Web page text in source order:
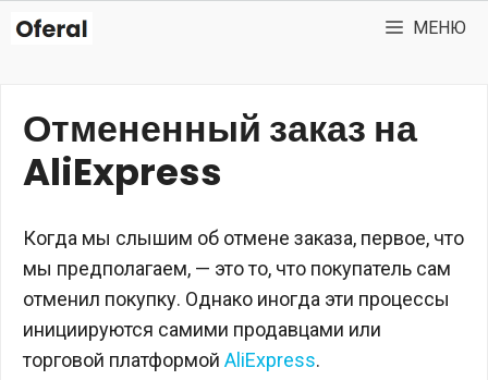
Перейти
МЕНЮ
Отмененный заказ на
AliExpress
Когда мы слышим об отмене заказа, первое, что
мы предполагаем, — это то, что покупатель сам
отменил покупку. Однако иногда эти процессы
инициируются самими продавцами или
торговой платформой AliExpress.